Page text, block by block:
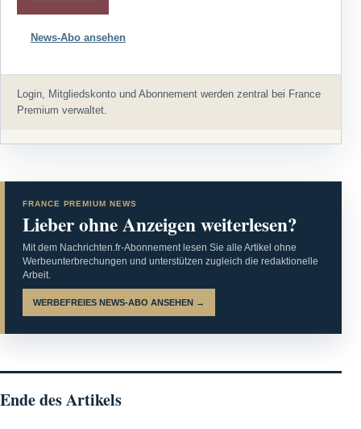
News-Abo ansehen
Login, Mitgliedskonto und Abonnement werden zentral bei France
Premium verwaltet.
FRANCE PREMIUM NEWS
Lieber ohne Anzeigen weiterlesen?
Mit dem Nachrichten.fr-Abonnement lesen Sie alle Artikel ohne
Werbeunterbrechungen und unterstützen zugleich die redaktionelle
Arbeit.
WERBEFREIES NEWS-ABO ANSEHEN →
Ende des Artikels